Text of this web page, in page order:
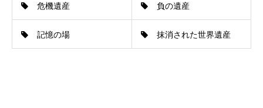
危機遺産 負の遺産
記憶の場 抹消された世界遺産